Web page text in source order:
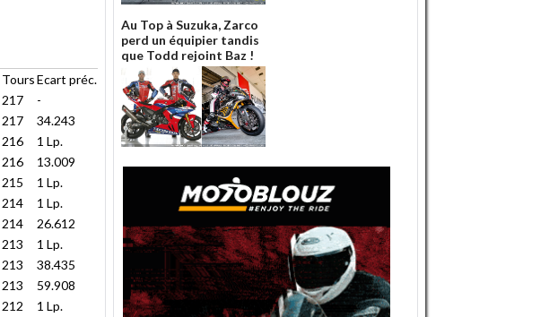
ToursEcart préc.
217
-
217
34.243
216
1 Lp.
216
13.009
215
1 Lp.
214
1 Lp.
214
26.612
213
1 Lp.
213
38.435
213
59.908
212
1 Lp.
Au Top à Suzuka, Zarco
perd un équipier tandis
que Todd rejoint Baz !